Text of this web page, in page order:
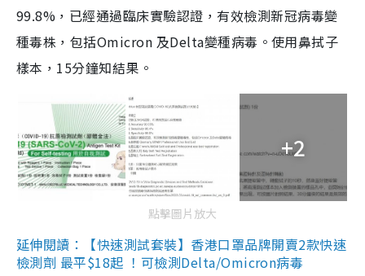
99.8%，已經通過臨床實驗認證，有效檢測新冠病毒變
種毒株，包括Omicron 及Delta變種病毒。使用鼻拭子
樣本，15分鐘知結果。
+2
點擊圖片放大
延伸閱讀：【快速測試套裝】香港口罩品牌開賣2款快速
檢測劑 最平$18起 ！可檢測Delta/Omicron病毒